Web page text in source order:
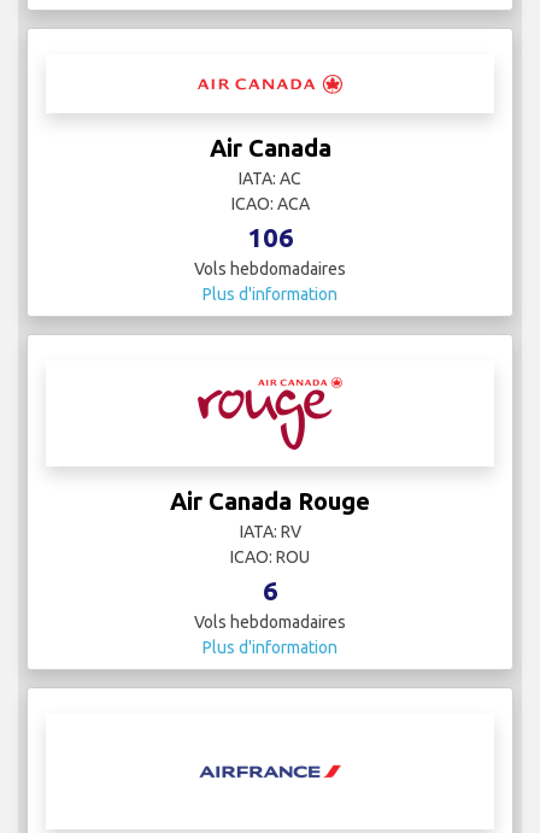
Air Canada
IATA: AC
ICAO: ACA
106
Vols hebdomadaires
Plus d'information
Air Canada Rouge
IATA: RV
ICAO: ROU
6
Vols hebdomadaires
Plus d'information